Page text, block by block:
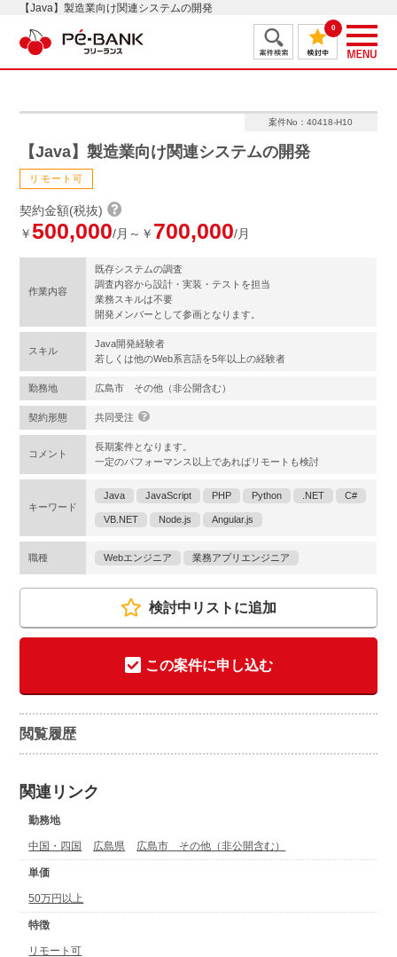
【Java】製造業向け関連システムの開発
0
案件No：40418-H10
【Java】製造業向け関連システムの開発
リモート可
契約金額(税抜)
￥500,000/月～￥ 700,000/月
作業内容
既存システムの調査
調査内容から設計・実装・テストを担当
業務スキルは不要
開発メンバーとして参画となります。
スキル
Java開発経験者
若しくは他のWeb系言語を5年以上の経験者
勤務地 広島市 その他（非公開含む）
契約形態 共同受注
コメント
長期案件となります。
一定のパフォーマンス以上であればリモートも検討
キーワード
Java JavaScript PHP Python .NET C#
VB.NET Node.js Angular.js
職種 Webエンジニア 業務アプリエンジニア
検討中リストに追加
この案件に申し込む
閲覧履歴
関連リンク
勤務地
中国・四国 広島県 広島市 その他（非公開含む）
単価
50万円以上
特徴
リモート可